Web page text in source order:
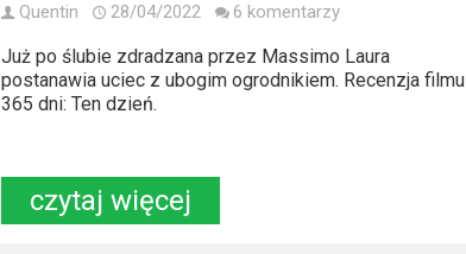
Quentin 28/04/2022 6 komentarzy
Już po ślubie zdradzana przez Massimo Laura
postanawia uciec z ubogim ogrodnikiem. Recenzja filmu
365 dni: Ten dzień.
czytaj więcej